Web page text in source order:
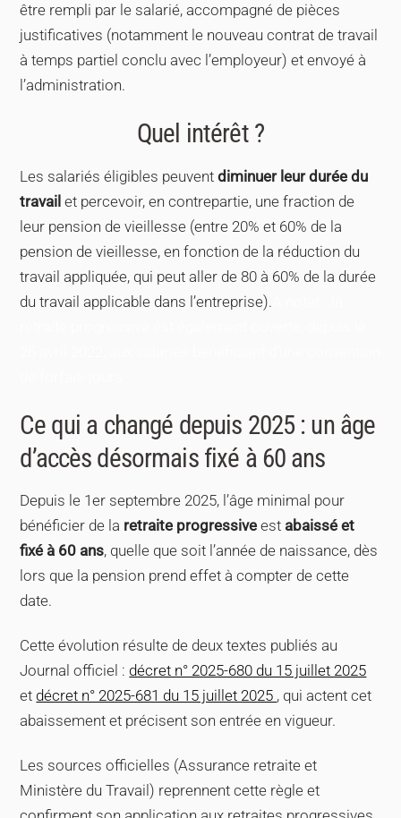
être rempli par le salarié, accompagné de pièces
justificatives (notamment le nouveau contrat de travail
à temps partiel conclu avec l’employeur) et envoyé à
l’administration.
Quel intérêt ?
Les salariés éligibles peuventdiminuer leur durée du
travail et percevoir, en contrepartie, une fraction de
leur pension de vieillesse (entre 20% et 60% de la
pension de vieillesse, en fonction de la réduction du
travail appliquée, qui peut aller de 80 à 60% de la durée
du travail applicable dans l’entreprise).
Ce qui a changé depuis 2025 : un âge
d’accès désormais fixé à 60 ans
Depuis le 1er septembre 2025, l’âge minimal pour
bénéficier de la retraite progressive est abaissé et
fixé à 60 ans, quelle que soit l’année de naissance, dès
lors que la pension prend effet à compter de cette
date.
Cette évolution résulte de deux textes publiés au
Journal officiel : décret n° 2025-680 du 15 juillet 2025
et décret n° 2025-681 du 15 juillet 2025 , qui actent cet
abaissement et précisent son entrée en vigueur.
Les sources officielles (Assurance retraite et
Ministère du Travail) reprennent cette règle et